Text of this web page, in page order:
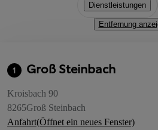
Dienstleistungen
Entfernung
1 Groß Steinbach
Kroisbach 90
8265Groß Steinbach
Anfahrt(Öffnet ein neues Fenster)